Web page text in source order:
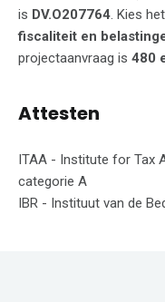
is DV.O207764 . Kies het
fiscaliteit en
projectaanvraag is 480
Attesten
ITAA - Institute for Tax
categorie A
IBR - Instituut van de